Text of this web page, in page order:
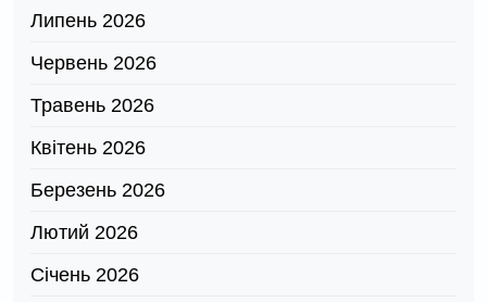
Липень 2026
Червень 2026
Травень 2026
Квітень 2026
Березень 2026
Лютий 2026
Січень 2026